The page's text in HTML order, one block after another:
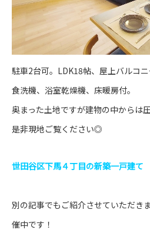
駐車2台可。LDK18帖、屋上バルコニ
食洗機、浴室乾燥機、床暖房付。
奥まった土地ですが建物の中からは
是非現地ご覧ください◎
世田谷区下馬４丁目の新築一戸建て
別の記事でもご紹介させていただき
催中です！